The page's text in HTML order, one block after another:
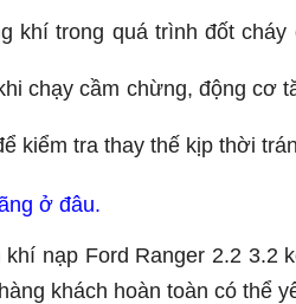
khí trong quá trình đốt
chạy cầm chừng, động cơ
kiểm tra thay thế kịp thời
ở đâu.
khí nạp Ford Ranger 2.2 3.2
khách hoàn toàn có thể